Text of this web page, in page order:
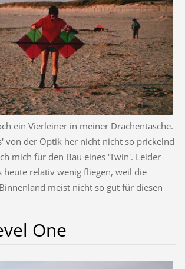
ein Vierleiner in meiner Drachentasche.
von der Optik her nicht nicht so prickelnd
mich für den Bau eines 'Twin'. Leider
heute relativ wenig fliegen, weil die
meist nicht so gut für diesen
One